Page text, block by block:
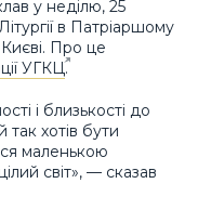
у неділю, 25
в Патріаршому
Про це
УГКЦ.
і близькості до
хотів бути
маленькою
світ», — сказав